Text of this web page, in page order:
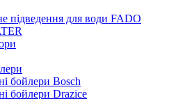
підведення для води FADO
бойлери Bosch
бойлери Drazice